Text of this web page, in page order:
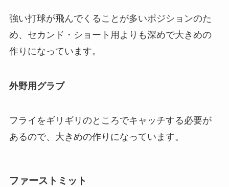
強い打球が飛んでくることが多いポジションのた
め、セカンド・ショート用よりも深めで大きめの
作りになっています。
外野用グラブ
フライをギリギリのところでキャッチする必要が
あるので、大きめの作りになっています。
ファーストミット